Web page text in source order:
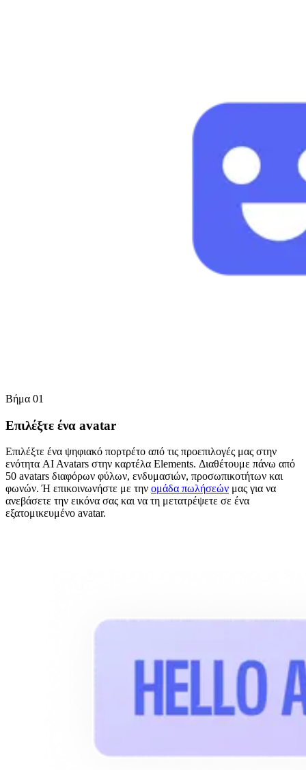
Βήμα 01
Επιλέξτε ένα avatar
Επιλέξτε ένα ψηφιακό πορτρέτο από τις προεπιλογές μας στην
ενότητα AI Avatars στην καρτέλα Elements. Διαθέτουμε πάνω από
50 avatars διαφόρων φύλων, ενδυμασιών, προσωπικοτήτων και
φωνών. Ή επικοινωνήστε με την ομάδα πωλήσεών μας για να
ανεβάσετε την εικόνα σας και να τη μετατρέψετε σε ένα
εξατομικευμένο avatar.